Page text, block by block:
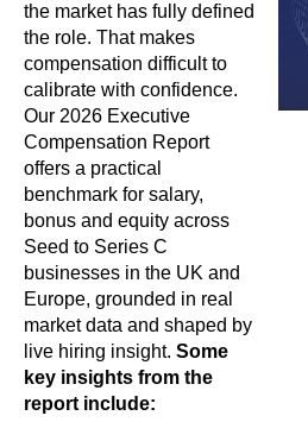
the market has fully defined
the role. That makes
compensation difficult to
calibrate with confidence.
Our 2026 Executive
Compensation Report
offers a practical
benchmark for salary,
bonus and equity across
Seed to Series C
businesses in the UK and
Europe, grounded in real
market data and shaped by
live hiring insight. Some
key insights from the
report include: